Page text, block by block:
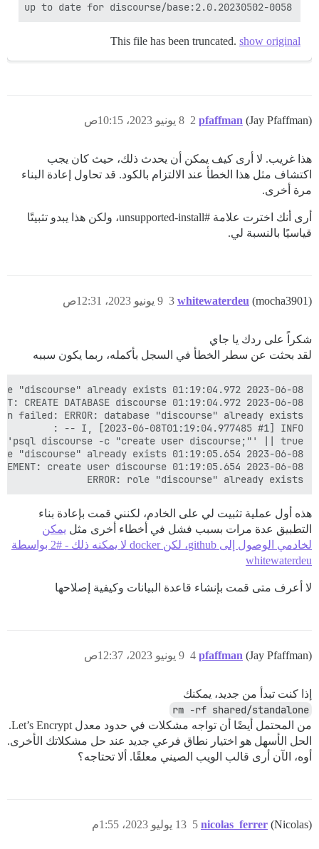
root@cvm-3k8ngdw25i225:/var/discourse#
is up to date for discourse/base:2.0.20230502-0058
This file has been truncated. show original
pfaffman (Jay Pfaffman) 8 يونيو 2023، 10:15ص 2
هذا غريب. لا أرى كيف يمكن أن يحدث ذلك، حيث كان يجب
اكتشاف مثل هذا الخطأ عند الالتزام بالكود. قد تحاول إعادة البناء
مرة أخرى.
أرى أنك اخترت علامة #unsupported-install،
ولكن هذا يبدو تثبيتًا
قياسيًا بالنسبة لي.
whitewaterdeu (mocha3901) 9 يونيو 2023، 12:31ص 3
شكراً على ردك يا جاي
لقد بحثت عن سطر الخطأ في السجل بأكمله، ربما يكون سببه
ERROR: role "discourse" already exists
هذه أول عملية تثبيت لي على الخادم، لكنني قمت بإعادة بناء
التطبيق عدة مرات بسبب فشل في أخطاء أخرى مثل يمكن
لخادمي الوصول إلى github، لكن docker لا يمكنه ذلك - #2 بواسطة
whitewaterdeu
لا أعرف متى قمت بإنشاء قاعدة البيانات وكيفية إصلاحها
pfaffman (Jay Pfaffman) 9 يونيو 2023، 12:37ص 4
إذا كنت تبدأ من جديد، يمكنك
rm -rf shared/standalone
من المحتمل أيضًا أن تواجه مشكلات في حدود معدل Let’s Encrypt.
الحل الأسهل هو اختيار نطاق فرعي جديد عند حل مشكلاتك الأخرى.
أوه، الآن أرى قالب الويب الصيني معلقًا. ألا تحتاجه؟
nicolas_ferrer (Nicolas) 13 يوليو 2023، 1:55م 5